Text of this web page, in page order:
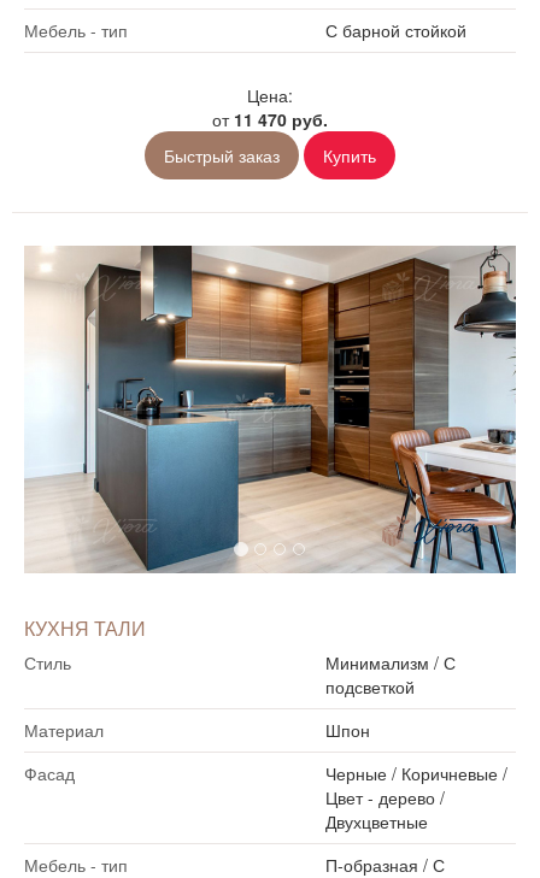
Мебель - тип
С барной стойкой
Цена:
от 11 470 руб.
Быстрый заказ
Купить
КУХНЯ ТАЛИ
Стиль Минимализм / С
подсветкой
Материал
Шпон
Фасад
Черные/ Коричневые/
Цвет - дерево/
Двухцветные
Мебель - тип
П-образная / С